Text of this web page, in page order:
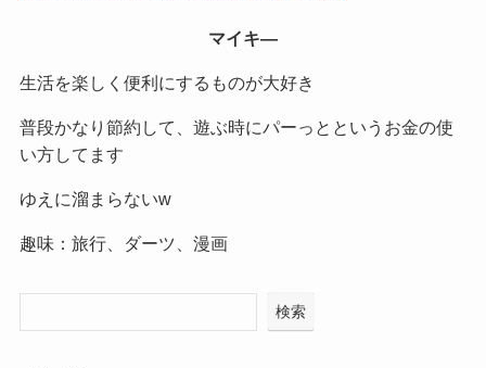
マイキ―
生活を楽しく便利にするものが大好き
普段かなり節約して、遊ぶ時にパーっとというお金の使
い方してます
ゆえに溜まらないw
趣味：旅行、ダーツ、漫画
検索